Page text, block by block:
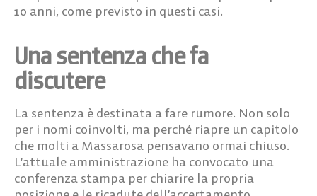
10 anni, come previsto in questi casi.
Una sentenza che fa
discutere
La sentenza è destinata a fare rumore. Non solo
per i nomi coinvolti, ma perché riapre un capitolo
che molti a Massarosa pensavano ormai chiuso.
L’attuale amministrazione ha convocato una
conferenza stampa per chiarire la propria